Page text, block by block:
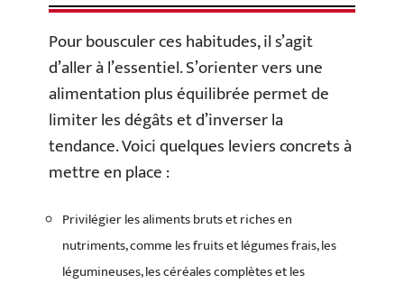
Pour bousculer ces habitudes, il s’agit
d’aller à l’essentiel. S’orienter vers une
alimentation plus équilibrée permet de
limiter les dégâts et d’inverser la
tendance. Voici quelques leviers concrets à
mettre en place :
Privilégier les aliments bruts et riches en
nutriments, comme les fruits et légumes frais, les
légumineuses, les céréales complètes et les